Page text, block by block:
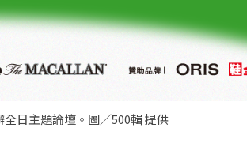
日主題論壇。圖／500輯 提供